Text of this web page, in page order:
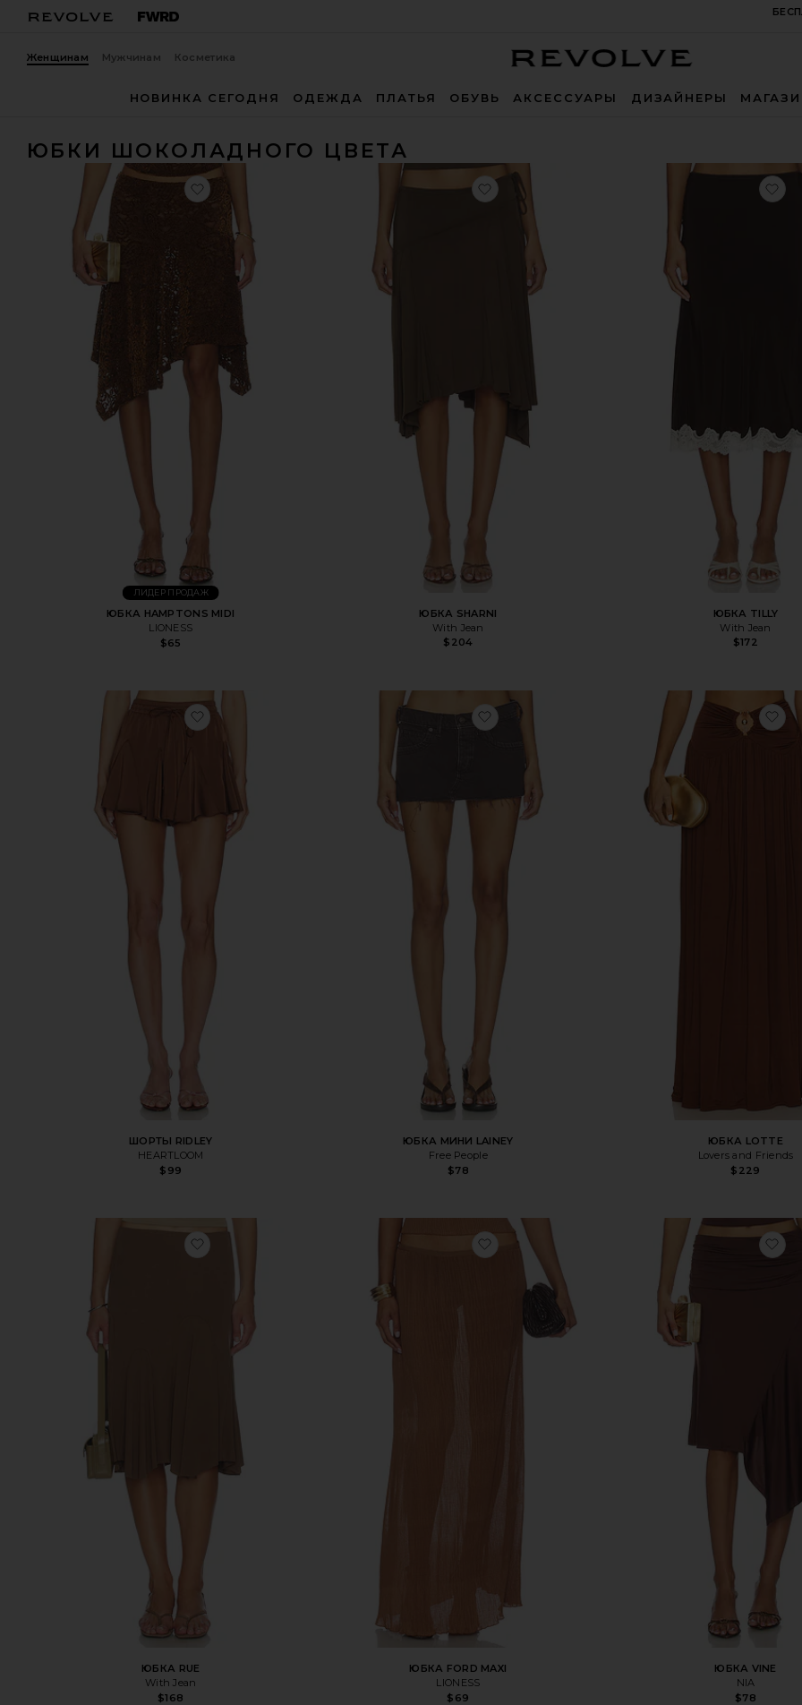
Женщинам Мужчинам Косметика
НОВИНКА СЕГОДНЯ ОДЕЖДА ПЛАТЬЯ ОБУВЬ АКСЕССУАРЫ ДИЗАЙНЕРЫ
ЮБКИ ШОКОЛАДНОГО ЦВЕТА
ЮБКА HAMPTONS MIDI
LIONESS
$65
ЛИДЕР ПРОДАЖ
избранноеЮБКА HAMPTONS MIDI
ЮБКА SHARNI
With Jean
$204
избранноеЮБКА SHARNI
ЮБКА TILLY
With Jean
$172
ШОРТЫ RIDLEY
HEARTLOOM
$99
избранноеШОРТЫ RIDLEY
ЮБКА МИНИ LAINEY
Free People
$78
избранноеЮБКА МИНИ LAINEY
ЮБКА LOTTE
Lovers and Friends
$229
ЮБКА RUE
With Jean
$168
избранноеЮБКА RUE
ЮБКА FORD MAXI
LIONESS
$69
избранноеЮБКА FORD MAXI
ЮБКА VINE
NIA
$78